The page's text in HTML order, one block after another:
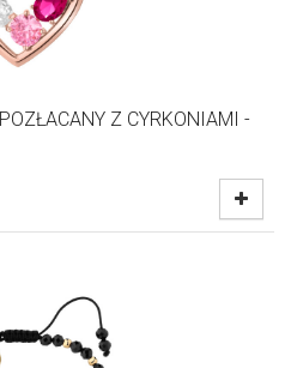
Z CYRKONIAMI -